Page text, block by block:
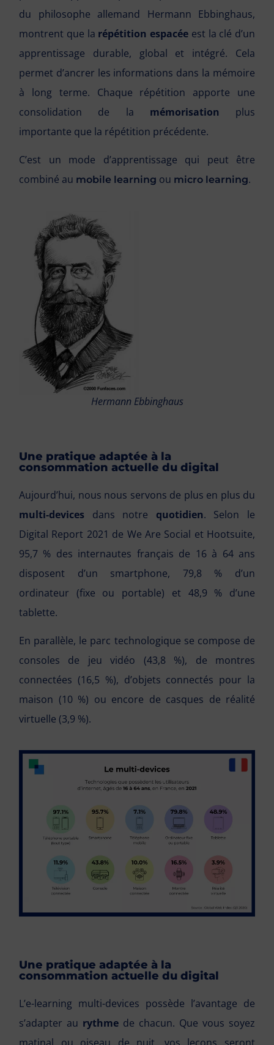
du philosophe allemand Hermann Ebbinghaus,
montrent que la répétition espacée est la clé d’un
apprentissage durable, global et intégré. Cela
permet d’ancrer les informations dans la mémoire
à long terme. Chaque répétition apporte une
consolidation de la mémorisation plus
importante que la répétition précédente.
C’est un mode d’apprentissage qui peut être
combiné au mobile learning ou micro learning.
Hermann Ebbinghaus
Une pratique adaptée à la
consommation actuelle du digital
Aujourd’hui, nous nous servons de plus en plus du
multi-devices dans notre quotidien. Selon le
Digital Report 2021 de We Are Social et Hootsuite,
95,7 % des internautes français de 16 à 64 ans
disposent d’un smartphone, 79,8 % d’un
ordinateur (fixe ou portable) et 48,9 % d’une
tablette.
En parallèle, le parc technologique se compose de
consoles de jeu vidéo (43,8 %), de montres
connectées (16,5 %), d’objets connectés pour la
maison (10 %) ou encore de casques de réalité
virtuelle (3,9 %).
Une pratique adaptée à la
consommation actuelle du digital
L’e-learning multi-devices possède l’avantage de
s’adapter au rythme de chacun. Que vous soyez